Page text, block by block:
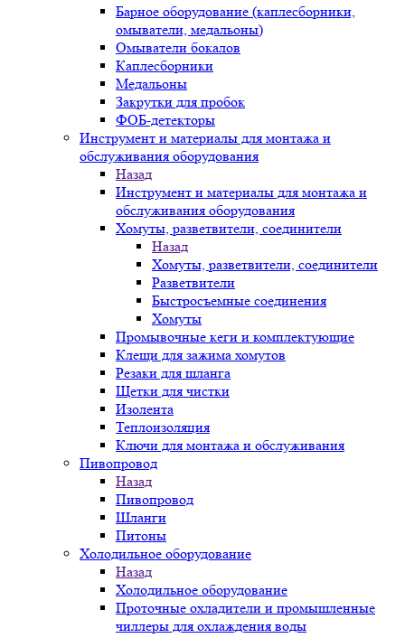
Барное оборудование (каплесборники,
омыватели, медальоны)
Омыватели бокалов
Каплесборники
Медальоны
Закрутки для пробок
ФОБ-детекторы
Инструмент и материалы для монтажа и
обслуживания оборудования
Назад
Инструмент и материалы для монтажа и
обслуживания оборудования
Хомуты, разветвители, соединители
Назад
Хомуты, разветвители, соединители
Разветвители
Быстросъемные соединения
Хомуты
Промывочные кеги и комплектующие
Клещи для зажима хомутов
Резаки для шланга
Щетки для чистки
Изолента
Теплоизоляция
Ключи для монтажа и обслуживания
Пивопровод
Назад
Пивопровод
Шланги
Питоны
Холодильное оборудование
Назад
Холодильное оборудование
Проточные охладители и промышленные
чиллеры для охлаждения воды